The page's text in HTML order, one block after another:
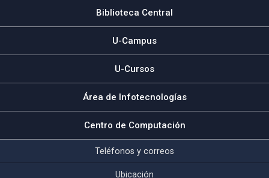
Biblioteca Central
U-Campus
U-Cursos
Área de Infotecnologías
Centro de Computación
Teléfonos y correos
Ubicación